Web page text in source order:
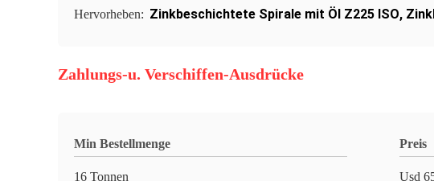
Hervorheben: Zinkbeschichtete Spirale mit Öl Z225 ISO,
Zahlungs-u. Verschiffen-Ausdrücke
Min Bestellmenge
16 Tonnen
Preis
Usd